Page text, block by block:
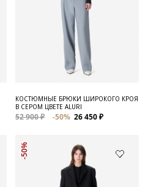
КОСТЮМНЫЕ БРЮКИ ШИРОКОГО КРОЯ
В СЕРОМ ЦВЕТЕ ALURI
52 900 ₽ -50% 26 450 ₽
-50%